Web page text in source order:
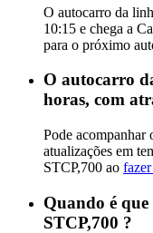
O autocarro da
10:15 e chega a
para o próximo
O autocarro
horas, com
Pode acompanhar
atualizações em
STCP,700 ao
Quando é
STCP,700 ?